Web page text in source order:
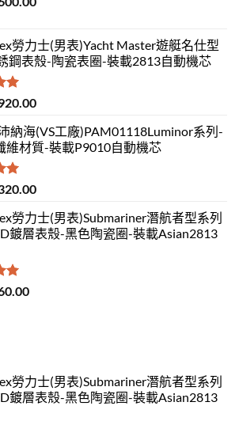
勞力士(男表)Yacht Master遊艇名仕型
鋼表殼-陶瓷表圈-裝載2813自動機芯
納海(VS工廠)PAM01118Luminor系列-
維材質-裝載P9010自動機芯
勞力士(男表)Submariner潛航者型系列
鍍層表殼-黑色陶瓷圈-裝載Asian2813
勞力士(男表)Submariner潛航者型系列
鍍層表殼-黑色陶瓷圈-裝載Asian2813